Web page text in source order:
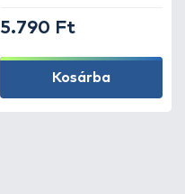
5.790 Ft
Kosárba